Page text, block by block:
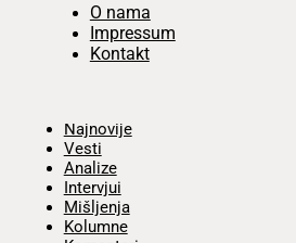
O nama
Impressum
Kontakt
Najnovije
Vesti
Analize
Intervjui
Mišljenja
Kolumne